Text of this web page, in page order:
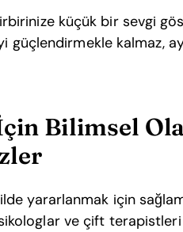
küçük bir sevgi
güçlendirmekle kalmaz,
Bilimsel
yararlanmak için
ve çift